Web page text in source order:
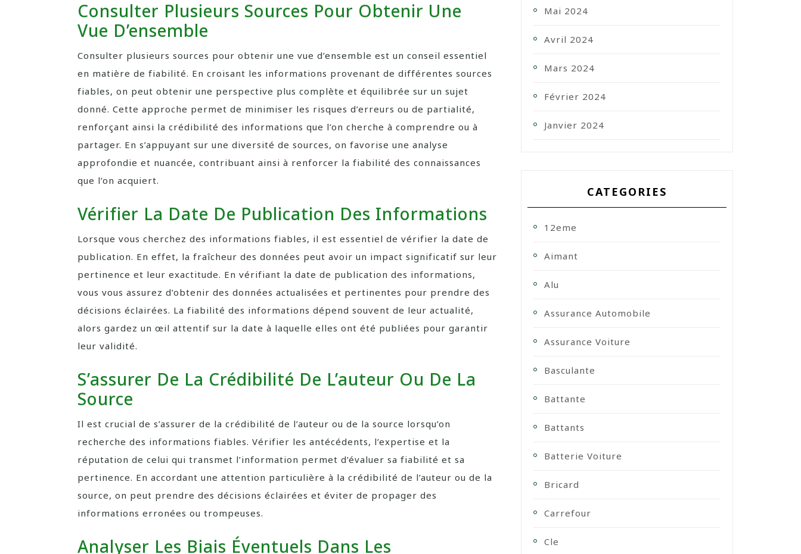
Consulter Plusieurs Sources Pour Obtenir Une
Vue D’ensemble
Consulter plusieurs sources pour obtenir une vue d’ensemble est un conseil essentiel
en matière de fiabilité. En croisant les informations provenant de différentes sources
fiables, on peut obtenir une perspective plus complète et équilibrée sur un sujet
donné. Cette approche permet de minimiser les risques d’erreurs ou de partialité,
renforçant ainsi la crédibilité des informations que l’on cherche à comprendre ou à
partager. En s’appuyant sur une diversité de sources, on favorise une analyse
approfondie et nuancée, contribuant ainsi à renforcer la fiabilité des connaissances
que l’on acquiert.
Vérifier La Date De Publication Des Informations
Lorsque vous cherchez des informations fiables, il est essentiel de vérifier la date de
publication. En effet, la fraîcheur des données peut avoir un impact significatif sur leur
pertinence et leur exactitude. En vérifiant la date de publication des informations,
vous vous assurez d’obtenir des données actualisées et pertinentes pour prendre des
décisions éclairées. La fiabilité des informations dépend souvent de leur actualité,
alors gardez un œil attentif sur la date à laquelle elles ont été publiées pour garantir
leur validité.
S’assurer De La Crédibilité De L’auteur Ou De La
Source
Il est crucial de s’assurer de la crédibilité de l’auteur ou de la source lorsqu’on
recherche des informations fiables. Vérifier les antécédents, l’expertise et la
réputation de celui qui transmet l’information permet d’évaluer sa fiabilité et sa
pertinence. En accordant une attention particulière à la crédibilité de l’auteur ou de la
source, on peut prendre des décisions éclairées et éviter de propager des
informations erronées ou trompeuses.
Analyser Les Biais Éventuels Dans Les
Mai 2024
Avril 2024
Mars 2024
Février 2024
Janvier 2024
CATEGORIES
12eme
Aimant
Alu
Assurance Automobile
Assurance Voiture
Basculante
Battante
Battants
Batterie Voiture
Bricard
Carrefour
Cle